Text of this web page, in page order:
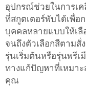
อุปกรณ์ช่วยในการเ
ที่สกูตเตอร์พับได้เพื่อ
บุคคลหลายแบบให้เลื
จนถึงตัวเลือกสีตามสั่
รุ่นเริ่มต้นหรือรุ่นพรีเ
ทางแก้ปัญหาที่เหมาะ
คุณ